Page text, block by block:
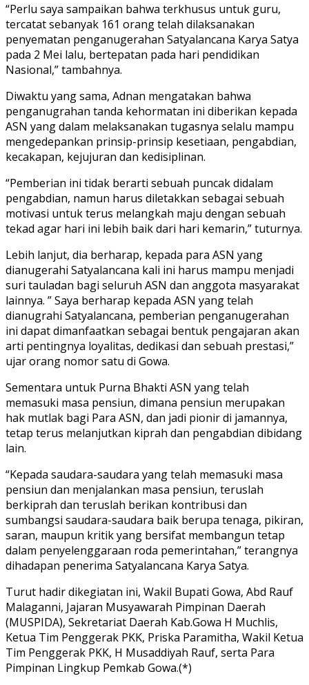
“Perlu saya sampaikan bahwa terkhusus untuk guru,
tercatat sebanyak 161 orang telah dilaksanakan
penyematan penganugerahan Satyalancana Karya Satya
pada 2 Mei lalu, bertepatan pada hari pendidikan
Nasional,” tambahnya.
Diwaktu yang sama, Adnan mengatakan bahwa
penganugrahan tanda kehormatan ini diberikan kepada
ASN yang dalam melaksanakan tugasnya selalu mampu
mengedepankan prinsip-prinsip kesetiaan, pengabdian,
kecakapan, kejujuran dan kedisiplinan.
“Pemberian ini tidak berarti sebuah puncak didalam
pengabdian, namun harus diletakkan sebagai sebuah
motivasi untuk terus melangkah maju dengan sebuah
tekad agar hari ini lebih baik dari hari kemarin,” tuturnya.
Lebih lanjut, dia berharap, kepada para ASN yang
dianugerahi Satyalancana kali ini harus mampu menjadi
suri tauladan bagi seluruh ASN dan anggota masyarakat
lainnya. ” Saya berharap kepada ASN yang telah
dianugrahi Satyalancana, pemberian penganugerahan
ini dapat dimanfaatkan sebagai bentuk pengajaran akan
arti pentingnya loyalitas, dedikasi dan sebuah prestasi,”
ujar orang nomor satu di Gowa.
Sementara untuk Purna Bhakti ASN yang telah
memasuki masa pensiun, dimana pensiun merupakan
hak mutlak bagi Para ASN, dan jadi pionir di jamannya,
tetap terus melanjutkan kiprah dan pengabdian dibidang
lain.
“Kepada saudara-saudara yang telah memasuki masa
pensiun dan menjalankan masa pensiun, teruslah
berkiprah dan teruslah berikan kontribusi dan
sumbangsi saudara-saudara baik berupa tenaga, pikiran,
saran, maupun kritik yang bersifat membangun tetap
dalam penyelenggaraan roda pemerintahan,” terangnya
dihadapan penerima Satyalancana Karya Satya.
Turut hadir dikegiatan ini, Wakil Bupati Gowa, Abd Rauf
Malaganni, Jajaran Musyawarah Pimpinan Daerah
(MUSPIDA), Sekretariat Daerah Kab.Gowa H Muchlis,
Ketua Tim Penggerak PKK, Priska Paramitha, Wakil Ketua
Tim Penggerak PKK, H Musaddiyah Rauf, serta Para
Pimpinan Lingkup Pemkab Gowa.(*)